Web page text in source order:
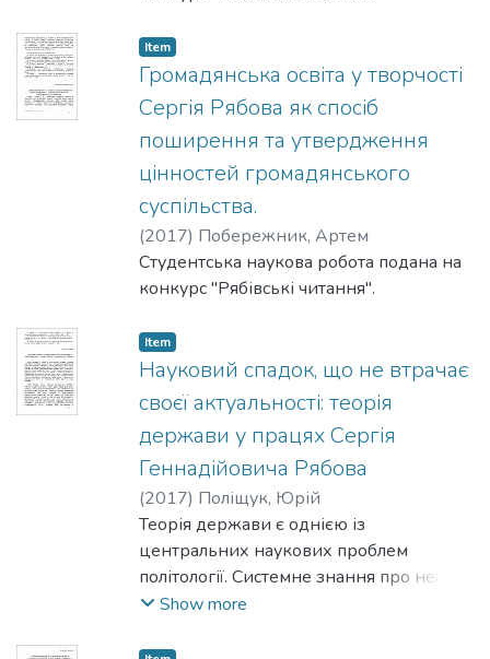
Item
Громадянська освіта у творчості
Сергія Рябова як спосіб
поширення та утвердження
цінностей громадянського
суспільства.
(2017) Побережник, Артем
Студентська наукова робота подана на
конкурс "Рябівські читання".
Item
Науковий спадок, що не втрачає
своєї актуальності: теорія
держави у працях Сергія
Геннадійовича Рябова
(2017) Поліщук, Юрій
Теорія держави є однією із
центральних наукових проблем
політології. Системне знання про неї є
необхідним для формування світогляду
Show more